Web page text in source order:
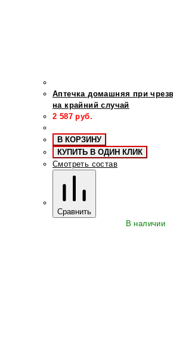
Аптечка домашняя при
на крайний случай
2 587 руб.
В КОРЗИНУ
КУПИТЬ В ОДИН КЛИК
Смотреть состав
Сравнить
В наличии